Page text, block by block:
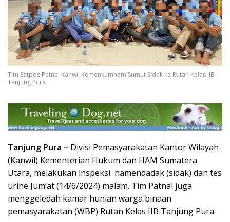
Tim Satpos Patnal Kanwil Kemenkumham Sumut Sidak ke Rutan Kelas IIB
Tanjung Pura.
Tanjung Pura – Divisi Pemasyarakatan Kantor Wilayah
(Kanwil) Kementerian Hukum dan HAM Sumatera
Utara, melakukan inspeksi hamendadak (sidak) dan tes
urine Jum’at (14/6/2024) malam. Tim Patnal juga
menggeledah kamar hunian warga binaan
pemasyarakatan (WBP) Rutan Kelas IIB Tanjung Pura.